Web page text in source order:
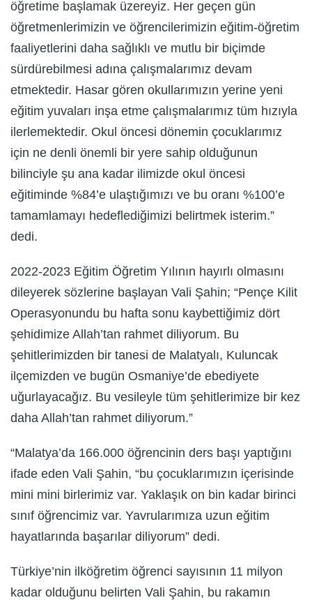
öğretime başlamak üzereyiz. Her geçen gün
öğretmenlerimizin ve öğrencilerimizin eğitim-öğretim
faaliyetlerini daha sağlıklı ve mutlu bir biçimde
sürdürebilmesi adına çalışmalarımız devam
etmektedir. Hasar gören okullarımızın yerine yeni
eğitim yuvaları inşa etme çalışmalarımız tüm hızıyla
ilerlemektedir. Okul öncesi dönemin çocuklarımız
için ne denli önemli bir yere sahip olduğunun
bilinciyle şu ana kadar ilimizde okul öncesi
eğitiminde %84’e ulaştığımızı ve bu oranı %100’e
tamamlamayı hedeflediğimizi belirtmek isterim.”
dedi.
2022-2023 Eğitim Öğretim Yılının hayırlı olmasını
dileyerek sözlerine başlayan Vali Şahin; “Pençe Kilit
Operasyonundu bu hafta sonu kaybettiğimiz dört
şehidimize Allah’tan rahmet diliyorum. Bu
şehitlerimizden bir tanesi de Malatyalı, Kuluncak
ilçemizden ve bugün Osmaniye’de ebediyete
uğurlayacağız. Bu vesileyle tüm şehitlerimize bir kez
daha Allah’tan rahmet diliyorum.”
“Malatya’da 166.000 öğrencinin ders başı yaptığını
ifade eden Vali Şahin, “bu çocuklarımızın içerisinde
mini mini birlerimiz var. Yaklaşık on bin kadar birinci
sınıf öğrencimiz var. Yavrularımıza uzun eğitim
hayatlarında başarılar diliyorum” dedi.
Türkiye’nin ilköğretim öğrenci sayısının 11 milyon
kadar olduğunu belirten Vali Şahin, bu rakamın